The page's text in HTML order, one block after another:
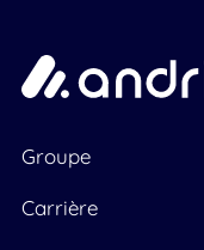
Groupe
Carrière